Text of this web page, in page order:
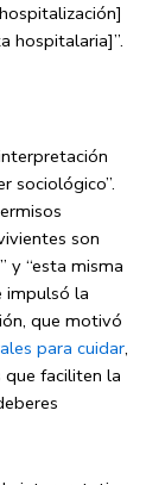
hospitalaria]”.
sociológico”.
son
y “esta misma
impulsó la
que motivó
para cuidar,
faciliten la